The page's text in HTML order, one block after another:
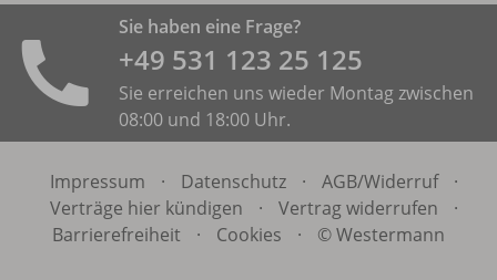
Sie haben eine Frage?
+49 531 ­123 25 125
Sie erreichen uns wieder Montag zwischen
08:00 und 18:00 Uhr.
Impressum · Datenschutz · AGB/Widerruf
·
Verträge hier kündigen
· Vertrag widerrufen
·
Barrierefreiheit
· Cookies · © Westermann